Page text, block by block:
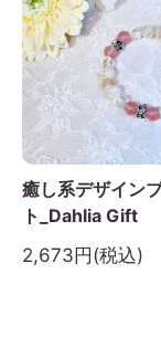
癒し系デザイン
ト_Dahlia Gift
2,673円(税込)